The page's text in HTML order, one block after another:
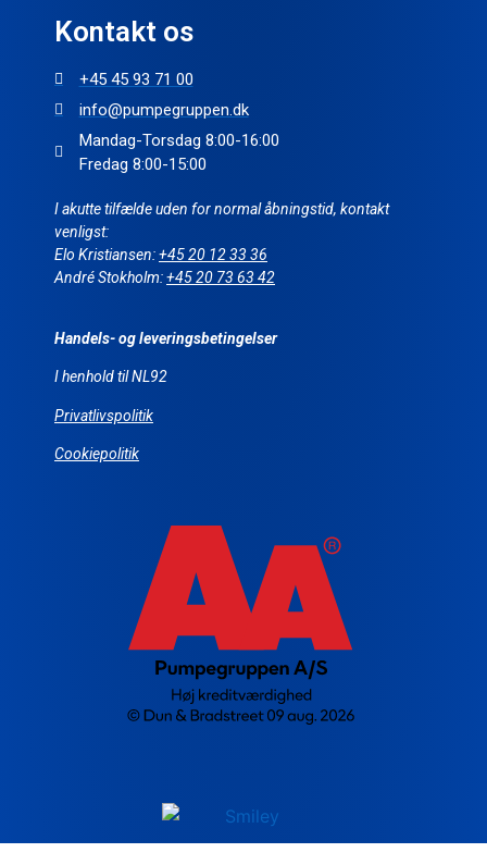
Kontakt os
+45 45 93 71 00
info@pumpegruppen.dk
Mandag-Torsdag 8:00-16:00
Fredag 8:00-15:00
I akutte tilfælde uden for normal åbningstid, kontakt
venligst:
Elo Kristiansen:+45 20 12 33 36
André Stokholm:+45 20 73 63 42
Handels- og leveringsbetingelser
I henhold til NL92
Privatlivspolitik
Cookiepolitik